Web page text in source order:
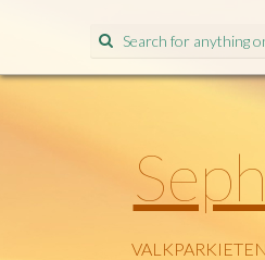
Search
for: